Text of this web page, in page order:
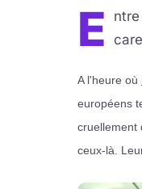
E
A l'heure où
européens
cruellement
ceux-là.